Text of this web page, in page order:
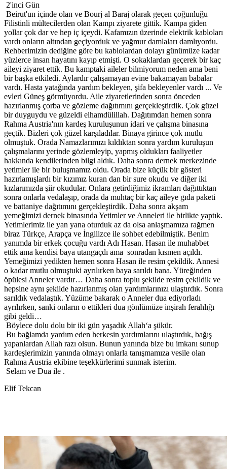
2'inci Gün
Beirut'un içinde olan ve Bourj al Baraj olarak geçen çoğunluğu
Filistinli mültecilerden olan Kampı ziyarete gittik. Kampa giden
yollar çok dar ve hep iç içeydi. Kafamızın üzerinde elektrik kabloları
vardı onların altından geçiyorduk ve yağmur damlaları damlıyordu.
Rehberimizin dediğine göre bu kablolardan dolayı günümüze kadar
yüzlerce insan hayatını kayıp etmişti. O sokaklardan geçerek bir kaç
aileyi ziyaret ettik. Bu kamptaki aileler bilmiyorum neden ama beni
bir başka etkiledi. Aylardır çalışamayan evine bakamayan babalar
vardı. Hasta yatağında yardım bekleyen, şifa bekleyenler vardı ... Ve
evleri Güneş görmüyordu. Aile ziyaretlerinden sonra önceden
hazırlanmış çorba ve gözleme dağıtımını gerçekleştirdik. Çok güzel
bir duyguydu ve güzeldi elhamdülillah. Dağıtımdan hemen sonra
Rahma Austria'nın kardeş kuruluşunun idari ve çalışma binasına
geçtik. Bizleri çok güzel karşıladılar. Binaya girince çok mutlu
olmuştuk. Orada Namazlarımızı kıldıktan sonra yardım kuruluşun
çalışmalarını yerinde gözlemleyip, yapmış oldukları faaliyetler
hakkında kendilerinden bilgi aldık. Daha sonra dernek merkezinde
yetimler ile bir buluşmamız oldu. Orada bize küçük bir gösteri
hazırlamışlardı bir kızımız kuran dan bir sure okudu ve diğer iki
kızlarımızda şiir okudular. Onlara getirdiğimiz ikramları dağıttıktan
sonra onlarla vedalaşıp, orada da muhtaç bir kaç aileye gıda paketi
ve battaniye dağıtımını gerçekleştirdik. Daha sonra akşam
yemeğimizi dernek binasında Yetimler ve Anneleri ile birlikte yaptık.
Yetimlerimiz ile yan yana oturduk az da olsa anlaşmamıza rağmen
biraz Türkçe, Arapça ve İngilizce ile sohbet edebilmiştik. Benim
yanımda bir erkek çocuğu vardı Adı Hasan. Hasan ile muhabbet
ettik ama kendisi baya utangaçdı ama sonradan kısmen açıldı.
Yemeğimizi yedikten hemen sonra Hasan ile resim çekildik. Annesi
o kadar mutlu olmuştuki ayrılırken baya sarıldı bana. Yüreğinden
öpülesi Anneler vardır… Daha sonra toplu şekilde resim çekildik ve
hepsine aynı şekilde hazırlanmış olan yardımlarınızı ulaştırdık. Sonra
sarıldık vedalaştık. Yüzüme bakarak o Anneler dua ediyorladı
ayrılırken, sanki onların o ettikleri dua gönlümüze inşirah ferahlığı
gibi geldi…
Böylece dolu dolu bir iki gün yaşadık Allah‘a şükür.
Bu bağlamda yardım eden herkesin yardımlarını ulaştırdık, bağış
yapanlardan Allah razı olsun. Bunun yanında bize bu imkanı sunup
kardeşlerimizin yanında olmayı onlarla tanışmamıza vesile olan
Rahma Austria ekibine teşekkürlerimi sunmak isterim.
Selam ve Dua ile .
Elif Tekcan